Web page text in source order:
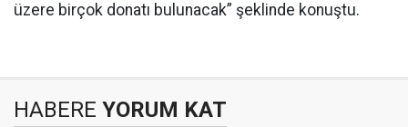
üzere birçok donatı bulunacak” şeklinde konuştu.
HABERE YORUM KAT